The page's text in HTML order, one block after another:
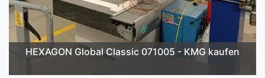
HEXAGON Global Classic 071005 - KMG kaufen